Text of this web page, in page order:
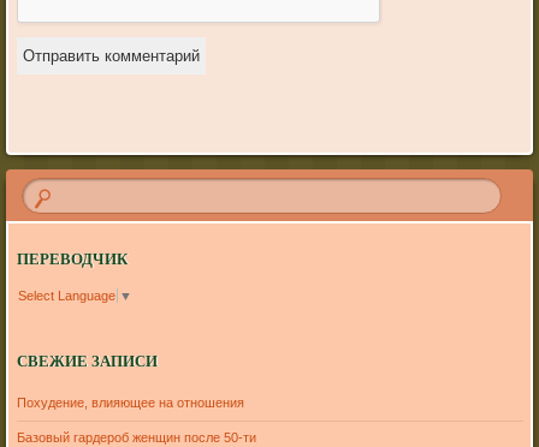
ПЕРЕВОДЧИК
Select Language ▼
СВЕЖИЕ ЗАПИСИ
Похудение, влияющее на отношения
Базовый гардероб женщин после 50-ти